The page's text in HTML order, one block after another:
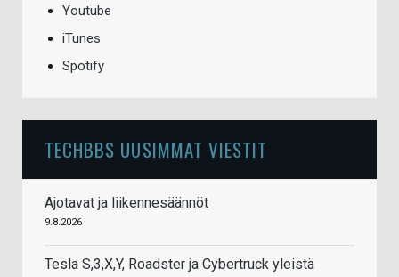
Youtube
iTunes
Spotify
TECHBBS UUSIMMAT VIESTIT
Ajotavat ja liikennesäännöt
9.8.2026
Tesla S,3,X,Y, Roadster ja Cybertruck yleistä